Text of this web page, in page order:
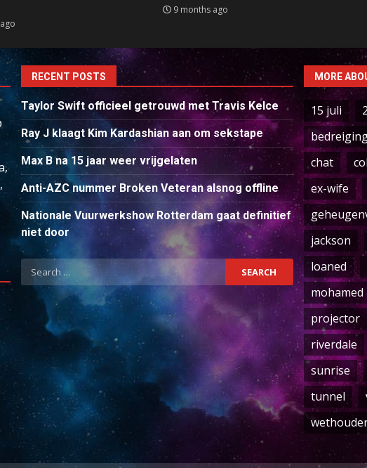
9 months ago
RECENT POSTS
Taylor Swift officieel getrouwd met Travis Kelce
Ray J klaagt Kim Kardashian aan om sekstape
Max B na 15 jaar weer vrijgelaten
Anti-AZC nummer Broken Veteran alsnog offline
Nationale Vuurwerkshow Rotterdam gaat definitief
niet door
Search
for:
MORE
15 juli
chat
ex-wife
jackson
loaned
projector
riverdale
sunrise
tunnel